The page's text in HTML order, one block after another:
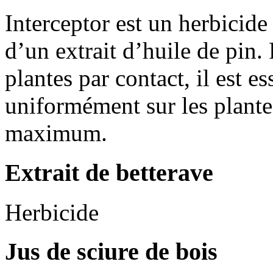
Interceptor est un
d’un extrait d’huile de
plantes par contact, il est
uniformément sur les
maximum.
Extrait de betterave
Herbicide
Jus de sciure de bois